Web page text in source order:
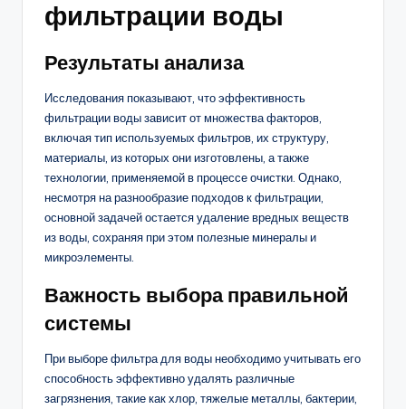
фильтрации воды
Результаты анализа
Исследования показывают, что эффективность
фильтрации воды зависит от множества факторов,
включая тип используемых фильтров, их структуру,
материалы, из которых они изготовлены, а также
технологии, применяемой в процессе очистки. Однако,
несмотря на разнообразие подходов к фильтрации,
основной задачей остается удаление вредных веществ
из воды, сохраняя при этом полезные минералы и
микроэлементы.
Важность выбора правильной
системы
При выборе фильтра для воды необходимо учитывать его
способность эффективно удалять различные
загрязнения, такие как хлор, тяжелые металлы, бактерии,